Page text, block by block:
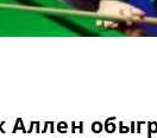
Аллен